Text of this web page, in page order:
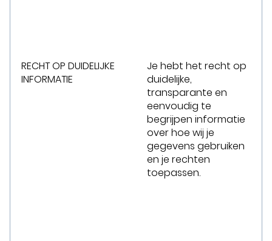
RECHT OP DUIDELIJKE
INFORMATIE
Je hebt het recht op
duidelijke,
transparante en
eenvoudig te
begrijpen informatie
over hoe wij je
gegevens gebruiken
en je rechten
toepassen.